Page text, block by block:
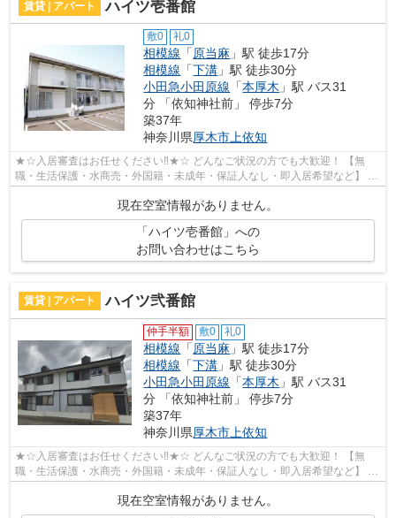
賃貸 | アパート ハイツ壱番館
敷0 礼0
相模線 「原当麻 」駅 徒歩17分
相模線 「下溝 」駅 徒歩30分
小田急小田原線 「本厚木 」駅 バス31
分 「依知神社前」 停歩7分
築37年
神奈川県厚木市上依知
★☆入居審査はお任せください‼★☆ どんなご状況の方でも大歓迎！ 【無
職・生活保護・水商売・外国籍・未成年・保証人なし・即入居希望など】 ネ
現在空室情報がありません。
「ハイツ壱番館」への
お問い合わせはこちら
賃貸 | アパート ハイツ弐番館
仲手半額 敷0 礼0
相模線 「 原当麻 」駅 徒歩17分
相模線 「下溝 」駅 徒歩30分
小田急小田原線 「本厚木 」駅 バス31
分 「依知神社前」 停歩7分
築37年
神奈川県厚木市 上依知
★☆入居審査はお任せください‼★☆ どんなご状況の方でも大歓迎！ 【無
職・生活保護・水商売・外国籍・未成年・保証人なし・即入居希望など】 ネ
現在空室情報がありません。